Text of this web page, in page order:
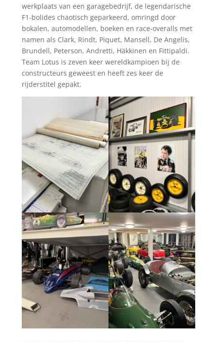
werkplaats van een garagebedrijf, de legendarische
F1-bolides chaotisch geparkeerd, omringd door
bokalen, automodellen, boeken en race-overalls met
namen als Clark, Rindt, Piquet, Mansell, De Angelis,
Brundell, Peterson, Andretti, Häkkinen en Fittipaldi.
Team Lotus is zeven keer wereldkampioen bij de
constructeurs geweest en heeft zes keer de
rijderstitel gepakt.